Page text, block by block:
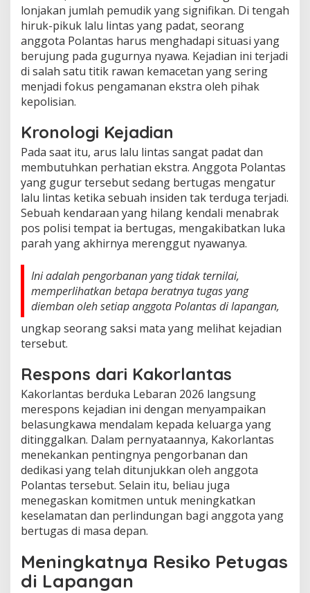
lonjakan jumlah pemudik yang signifikan. Di tengah
hiruk-pikuk lalu lintas yang padat, seorang
anggota Polantas harus menghadapi situasi yang
berujung pada gugurnya nyawa. Kejadian ini terjadi
di salah satu titik rawan kemacetan yang sering
menjadi fokus pengamanan ekstra oleh pihak
kepolisian.
Kronologi Kejadian
Pada saat itu, arus lalu lintas sangat padat dan
membutuhkan perhatian ekstra. Anggota Polantas
yang gugur tersebut sedang bertugas mengatur
lalu lintas ketika sebuah insiden tak terduga terjadi.
Sebuah kendaraan yang hilang kendali menabrak
pos polisi tempat ia bertugas, mengakibatkan luka
parah yang akhirnya merenggut nyawanya.
Ini adalah pengorbanan yang tidak ternilai,
memperlihatkan betapa beratnya tugas yang
diemban oleh setiap anggota Polantas di lapangan,
ungkap seorang saksi mata yang melihat kejadian
tersebut.
Respons dari Kakorlantas
Kakorlantas berduka Lebaran 2026 langsung
merespons kejadian ini dengan menyampaikan
belasungkawa mendalam kepada keluarga yang
ditinggalkan. Dalam pernyataannya, Kakorlantas
menekankan pentingnya pengorbanan dan
dedikasi yang telah ditunjukkan oleh anggota
Polantas tersebut. Selain itu, beliau juga
menegaskan komitmen untuk meningkatkan
keselamatan dan perlindungan bagi anggota yang
bertugas di masa depan.
Meningkatnya Resiko Petugas
di Lapangan